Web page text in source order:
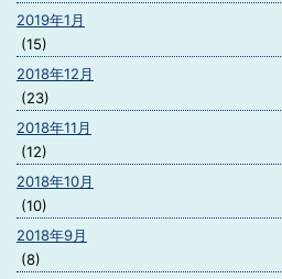
2019年1月
(15)
2018年12月
(23)
2018年11月
(12)
2018年10月
(10)
2018年9月
(8)